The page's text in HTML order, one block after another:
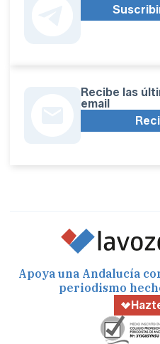
Recibe las
email
Apoya una Andalucía
periodismo